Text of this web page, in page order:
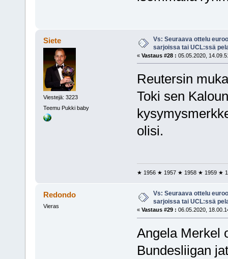
Siete
Viestejä: 3223
Teemu Pukki baby
Vs: Seuraava ottelu
sarjoissa tai UCL:ssä
« Vastaus #28 : 05.05.2020,
Reutersin
Toki sen
olisi.
★ 1956 ★ 1957 ★ 1958 ★ 1959 ★
Redondo
Vieras
Vs: Seuraava ottelu
sarjoissa tai UCL:ssä
« Vastaus #29 : 06.05.2020,
Angela Merkel
Bundesliigan